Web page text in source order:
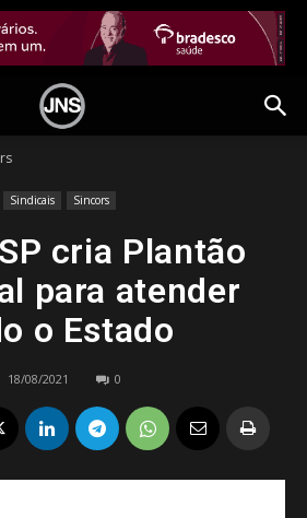
Sindicais Sincors
cria Plantão
para atender
o Estado
18/08/2021 0